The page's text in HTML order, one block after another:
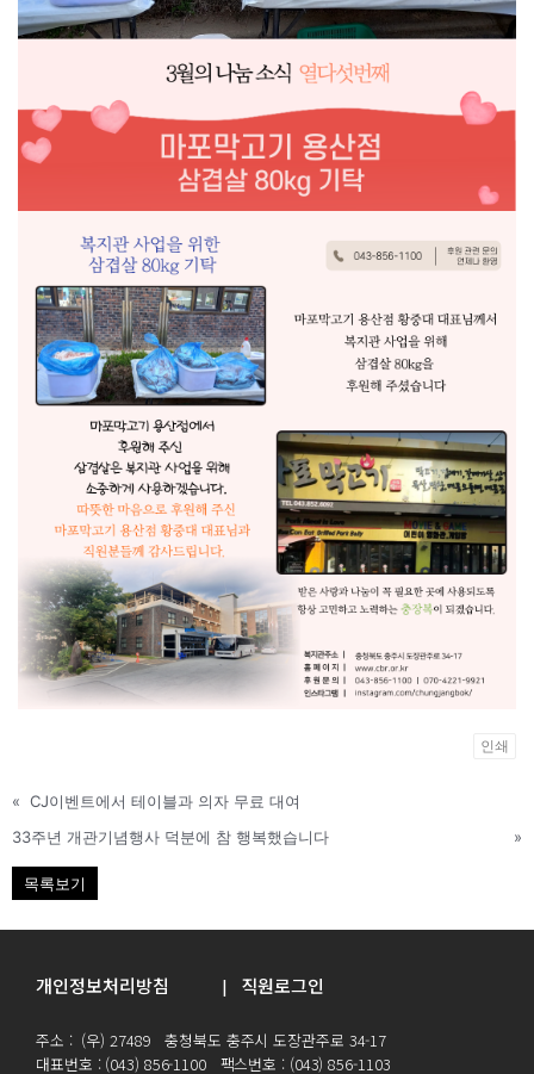
인쇄
« CJ이벤트에서 테이블과 의자 무료 대여
33주년 개관기념행사 덕분에 참 행복했습니다
»
목록보기
개인정보처리방침 | 직원로그인
주소 : (우) 27489 충청북도 충주시 도장관주로 34-17
대표번호 : (043) 856-1100 팩스번호 : (043) 856-1103